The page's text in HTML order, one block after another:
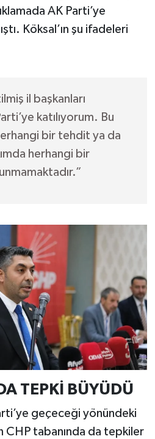
AK Parti’ye
Köksal’ın şu ifadeleri
il başkanları
katılıyorum. Bu
bir tehdit ya da
herhangi bir
TEPKİ BÜYÜDÜ
geçeceği yönündeki
CHP tabanında da tepkiler